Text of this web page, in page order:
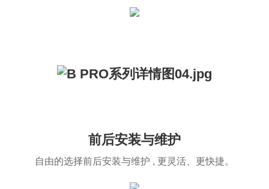
前后安装与维护
自由的选择前后安装与维护 , 更灵活、更快捷。